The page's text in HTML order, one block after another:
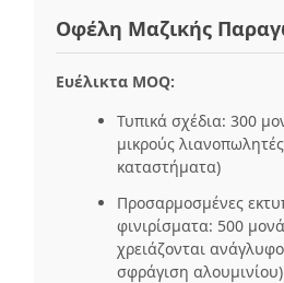
Οφέλη Μαζικής
Ευέλικτα MOQ:
Τυπικά σχέδια: 300
μικρούς
καταστήματα)
Προσαρμοσμένες
φινιρίσματα: 500
χρειάζονται
σφράγιση αλουμινίου)